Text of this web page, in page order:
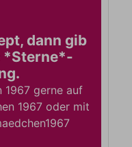
dann gib
*Sterne*-
1967 gerne auf
1967 oder mit